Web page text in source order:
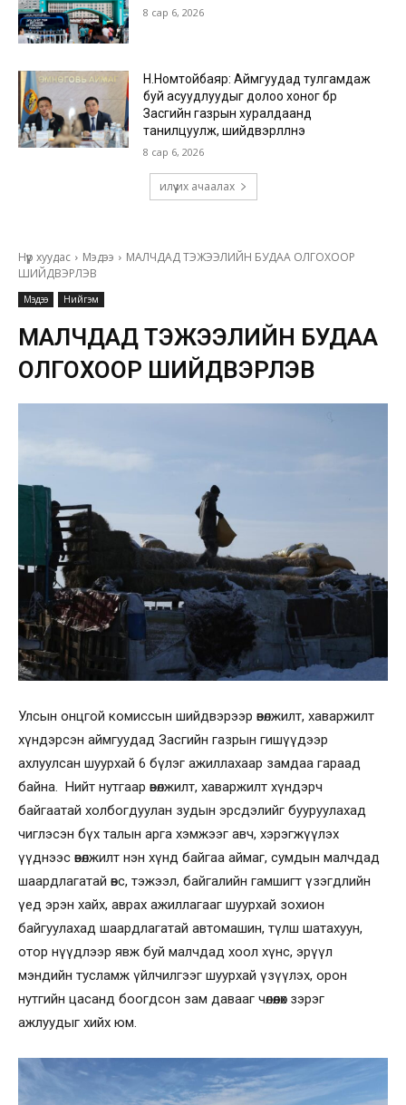
8 сар 6, 2026
Н.Номтойбаяр: Аймгуудад тулгамдаж
буй асуудлуудыг долоо хоног бүр
Засгийн газрын хуралдаанд
танилцуулж, шийдвэрлүүлнэ
8 сар 6, 2026
илүү их ачаалах